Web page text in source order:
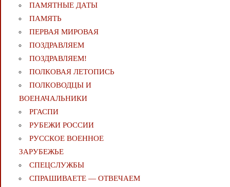
ПАМЯТНЫЕ ДАТЫ
ПАМЯТЬ
ПЕРВАЯ МИРОВАЯ
ПОЗДРАВЛЯЕМ
ПОЗДРАВЛЯЕМ!
ПОЛКОВАЯ ЛЕТОПИСЬ
ПОЛКОВОДЦЫ И
ВОЕНАЧАЛЬНИКИ
РГАСПИ
РУБЕЖИ РОССИИ
РУССКОЕ ВОЕННОЕ
ЗАРУБЕЖЬЕ
СПЕЦСЛУЖБЫ
СПРАШИВАЕТЕ — ОТВЕЧАЕМ